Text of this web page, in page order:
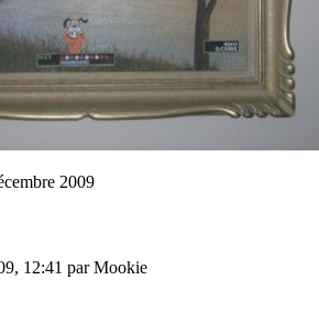
2009
12:41 par Mookie